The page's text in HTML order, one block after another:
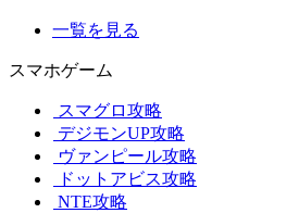
一覧を見る
スマホゲーム
スマグロ攻略
デジモンUP攻略
ヴァンピール攻略
ドットアビス攻略
NTE攻略